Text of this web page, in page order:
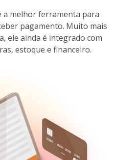
a melhor ferramenta para
pagamento. Muito mais
ele ainda é integrado com
estoque e financeiro.